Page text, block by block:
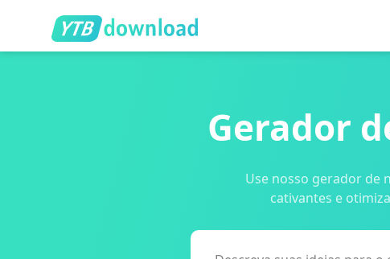
Gerador
Use nosso gerador de
cativantes e